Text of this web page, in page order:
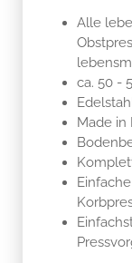
Alle
ca. 50 -
Made in